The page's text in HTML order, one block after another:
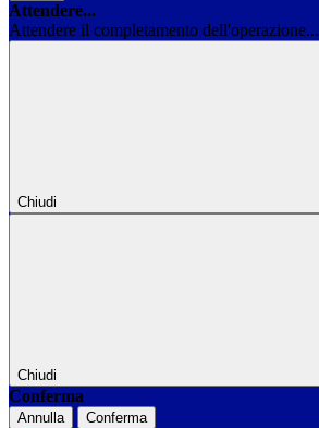
Attendere...
Attendere il completamento dell'operazione...
Chiudi
Chiudi
Conferma
Annulla Conferma